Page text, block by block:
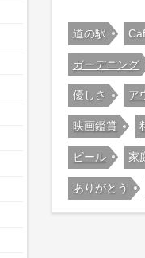
道の駅
ガーデニング
優しさ ア
映画鑑賞
ビール 家
ありがとう